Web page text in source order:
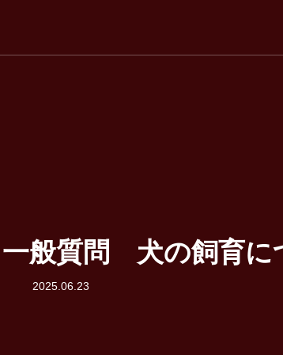
般質問 犬の飼育に
2025.06.23